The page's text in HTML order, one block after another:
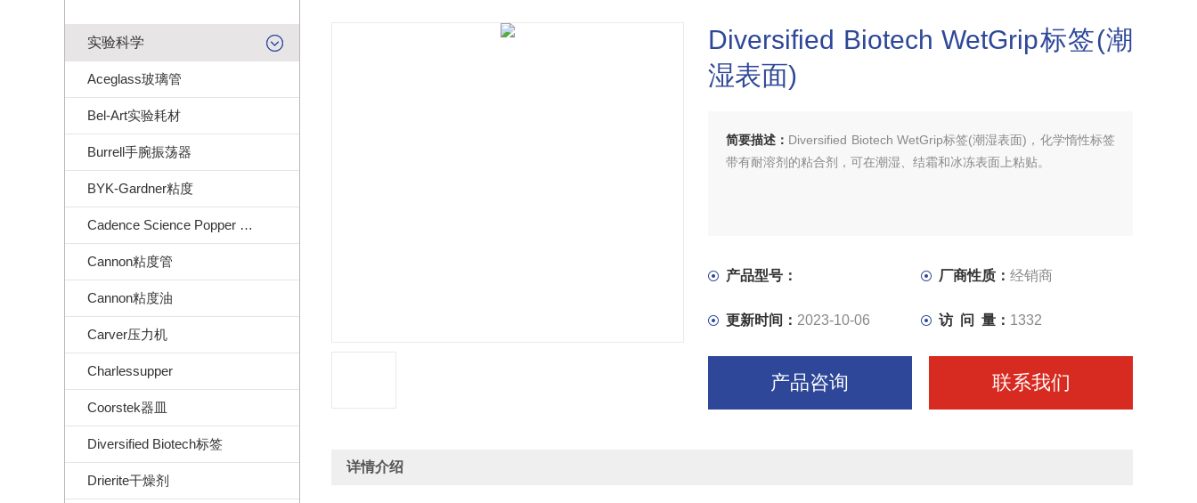
实验科学
Aceglass玻璃管
Bel-Art实验耗材
Burrell手腕振荡器
BYK-Gardner粘度
Cadence Science Popper Sons
Cannon粘度管
Cannon粘度油
Carver压力机
Charlessupper
Coorstek器皿
Diversified Biotech标签
Drierite干燥剂
Diversified Biotech WetGrip标签(潮
湿表面)
简要描述： Diversified Biotech WetGrip标签(潮湿表面)，化学惰性标签
带有耐溶剂的粘合剂，可在潮湿、结霜和冰冻表面上粘贴。
产品型号： 厂商性质： 经销商
更新时间： 2023-10-06 访 问 量： 1332
产品咨询 联系我们
详情介绍